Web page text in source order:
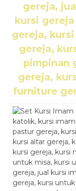
gereja,
kursi
gereja,
gereja,
pimpinan
gereja,
furniture